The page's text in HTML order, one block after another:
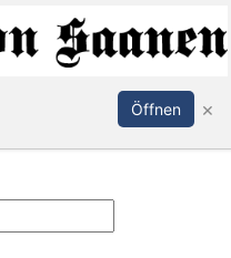
Anmelden
Öffnen ×